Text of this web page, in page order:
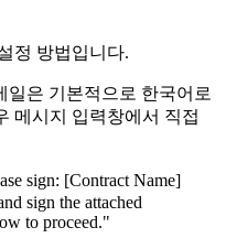
정 방법입니다.
일은 기본적으로 한국어로
메시지 입력창에서 직접
sign: [Contract Name]
sign the attached
to proceed."